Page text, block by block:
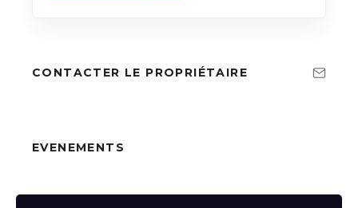
CONTACTER LE PROPRIÉTAIRE
EVENEMENTS